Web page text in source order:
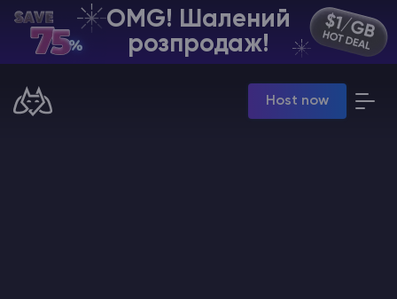
OMG! Шалений
розпродаж!
Host now
UA | USD
Manage your servers & payments